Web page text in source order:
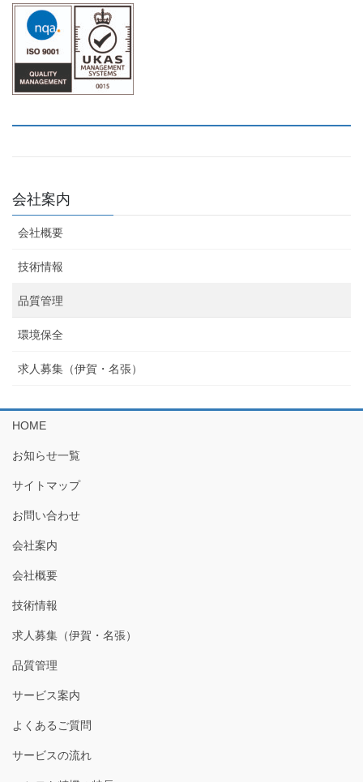
会社案内
会社概要
技術情報
品質管理
環境保全
求人募集（伊賀・名張）
HOME
お知らせ一覧
サイトマップ
お問い合わせ
会社案内
会社概要
技術情報
求人募集（伊賀・名張）
品質管理
サービス案内
よくあるご質問
サービスの流れ